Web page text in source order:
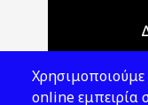
online εμπειρία